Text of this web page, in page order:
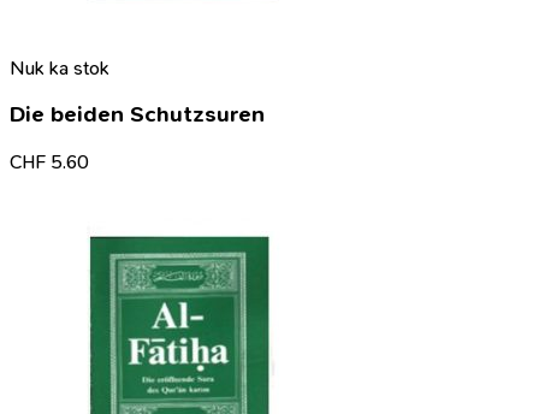
Nuk ka stok
Die beiden Schutzsuren
CHF 5.60